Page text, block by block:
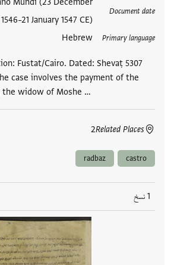
Document date
Mundi (23 December
1546–21 January 1547 CE)
Primary language
Hebrew
Fustat/Cairo. Dated: Shevaṭ 5307
case involves the payment of the
the widow of Moshe …
Related Places
2
castro
radbaz
1 نسخ